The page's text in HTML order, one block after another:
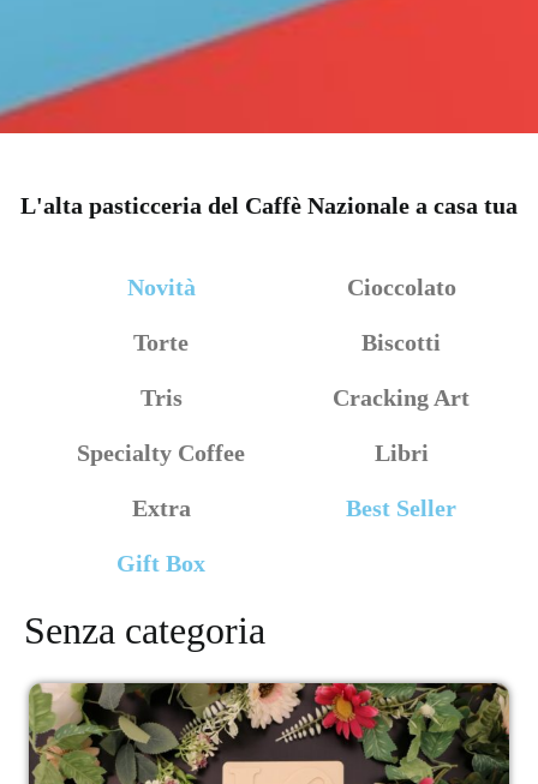
L'alta pasticceria del Caffè Nazionale a casa tua
Novità Cioccolato
Torte Biscotti
Tris Cracking Art
Specialty Coffee Libri
Extra Best Seller
Gift Box
Senza categoria